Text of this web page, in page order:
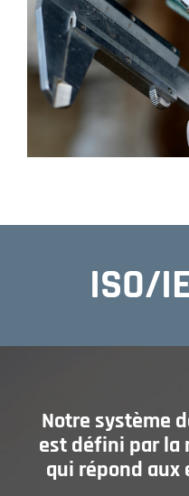
ISO/
Notre système
est défini par la
qui répond aux